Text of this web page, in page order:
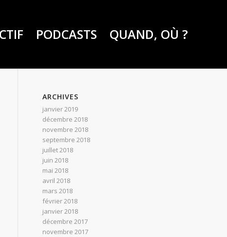
PODCASTS QUAND, OÙ ?
ARCHIVES
janvier 2019
décembre 2018
novembre 2018
septembre 2018
juillet 2018
juin 2018
mai 2018
avril 2018
mars 2018
février 2018
janvier 2018
décembre 2017
novembre 2017